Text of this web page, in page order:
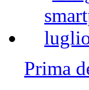
Prima